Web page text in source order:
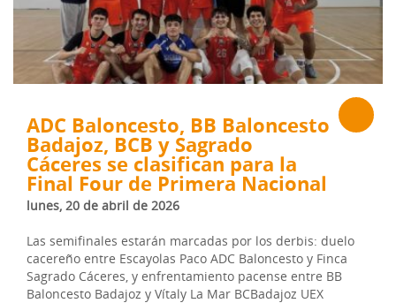
ADC Baloncesto, BB Baloncesto
Badajoz, BCB y Sagrado
Cáceres se clasifican para la
Final Four de Primera Nacional
lunes, 20 de abril de 2026
Las semifinales estarán marcadas por los derbis: duelo
cacereño entre Escayolas Paco ADC Baloncesto y Finca
Sagrado Cáceres, y enfrentamiento pacense entre BB
Baloncesto Badajoz y Vítaly La Mar BCBadajoz UEX